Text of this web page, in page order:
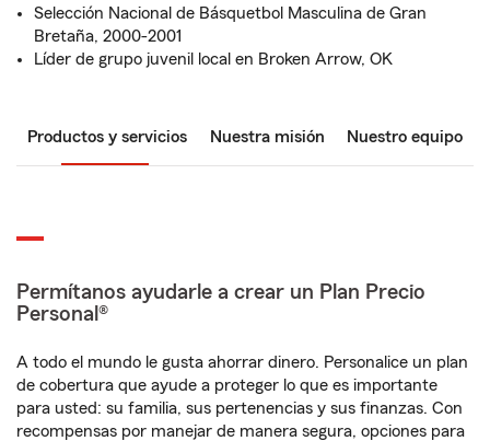
Selección Nacional de Básquetbol Masculina de Gran
Bretaña, 2000-2001
Líder de grupo juvenil local en Broken Arrow, OK
Productos y servicios Nuestra misión Nuestro equipo
Permítanos ayudarle a crear un Plan Precio
Personal®
A todo el mundo le gusta ahorrar dinero. Personalice un plan
de cobertura que ayude a proteger lo que es importante
para usted: su familia, sus pertenencias y sus finanzas. Con
recompensas por manejar de manera segura, opciones para